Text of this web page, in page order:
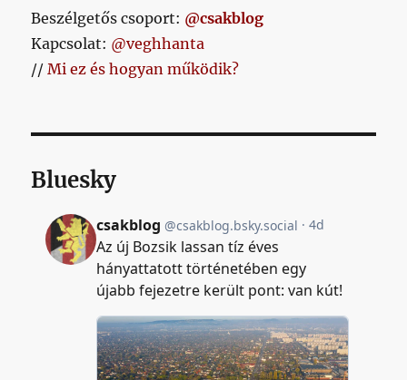
Beszélgetős csoport: @csakblog
Kapcsolat: @veghhanta
//Mi ez és hogyan működik?
Bluesky